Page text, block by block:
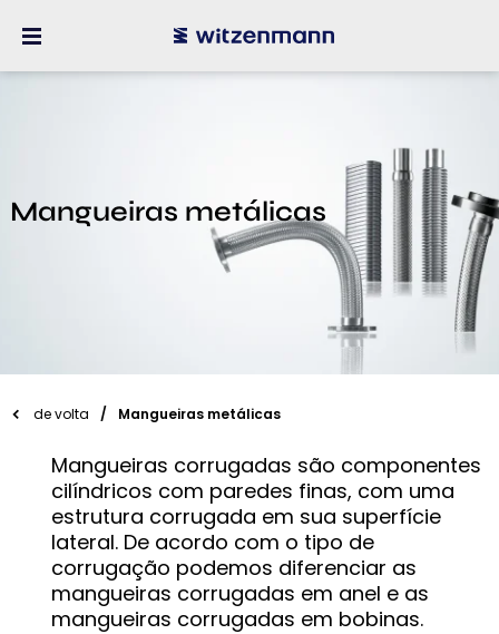
Mangueiras metálicas
de volta Mangueiras metálicas
Mangueiras corrugadas são componentes
cilíndricos com paredes finas, com uma
estrutura corrugada em sua superfície
lateral. De acordo com o tipo de
corrugação podemos diferenciar as
mangueiras corrugadas em anel e as
mangueiras corrugadas em bobinas.